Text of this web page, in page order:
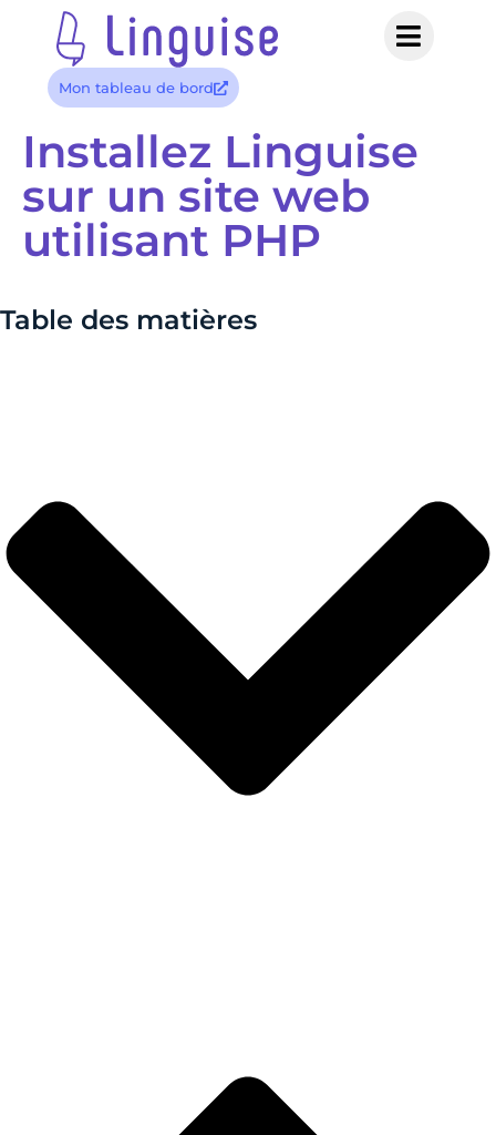
Mon tableau de bord
Installez Linguise
sur un site web
utilisant PHP
Table des matières